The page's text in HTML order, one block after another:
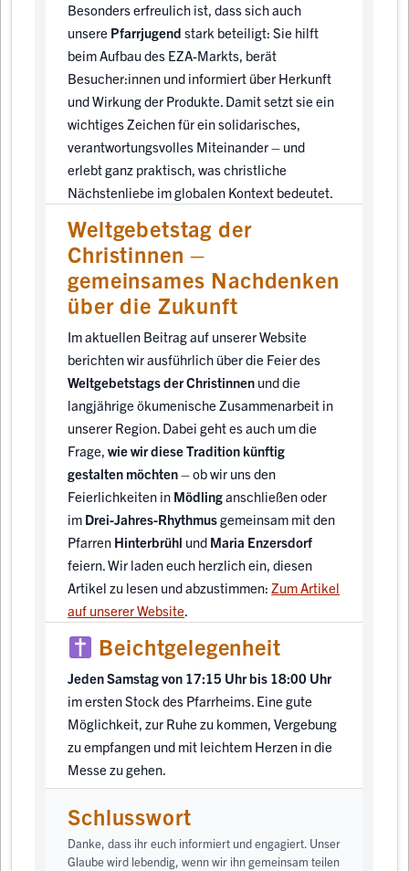
Besonders erfreulich ist, dass sich auch
unsere Pfarrjugend stark beteiligt: Sie hilft
beim Aufbau des EZA-Markts, berät
Besucher:innen und informiert über Herkunft
und Wirkung der Produkte. Damit setzt sie ein
wichtiges Zeichen für ein solidarisches,
verantwortungsvolles Miteinander – und
erlebt ganz praktisch, was christliche
Nächstenliebe im globalen Kontext bedeutet.
Weltgebetstag der
Christinnen –
gemeinsames Nachdenken
über die Zukunft
Im aktuellen Beitrag auf unserer Website
berichten wir ausführlich über die Feier des
Weltgebetstags der Christinnen und die
langjährige ökumenische Zusammenarbeit in
unserer Region. Dabei geht es auch um die
Frage,wie wir diese Tradition künftig
gestalten möchten– ob wir uns den
Feierlichkeiten in Mödlinganschließen oder
im Drei-Jahres-Rhythmusgemeinsam mit den
Pfarren Hinterbrühl und Maria Enzersdorf
feiern. Wir laden euch herzlich ein, diesen
Artikel zu lesen und abzustimmen:Zum Artikel
auf unserer Website.
Beichtgelegenheit
Jeden Samstag von 17:15 Uhr bis 18:00 Uhr
im ersten Stock des Pfarrheims. Eine gute
Möglichkeit, zur Ruhe zu kommen, Vergebung
zu empfangen und mit leichtem Herzen in die
Messe zu gehen.
Schlusswort
Danke, dass ihr euch informiert und engagiert. Unser
Glaube wird lebendig, wenn wir ihn gemeinsam teilen